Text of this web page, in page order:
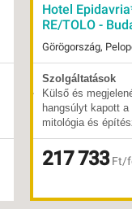
Hotel
RE/TOLO -
Repülő 3*
Indulások:
Időpontok:
3 db
Ellátás:
Típus:
Besorolás:
3*
Szállás:
Hotel
Utazás:
Szolgáltatások
Külső és
hangsúlyt kapott a
mitológia és
Kellemes
lounge, ahol
kóstolhatunk
közösségi
217 733Ft/